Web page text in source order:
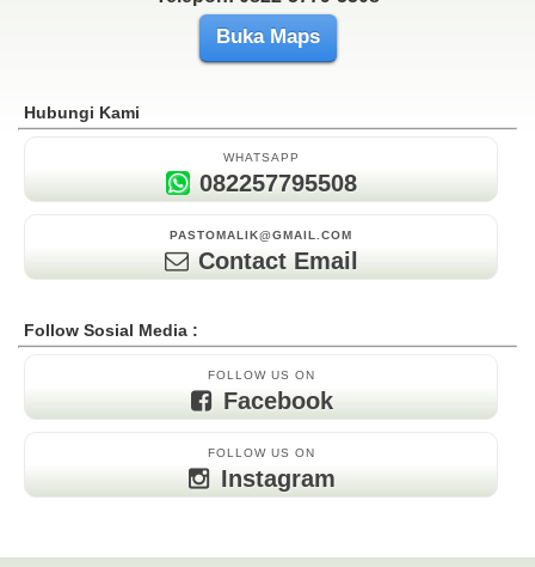
Buka Maps
Hubungi Kami
WHATSAPP
082257795508
PASTOMALIK@GMAIL.COM
Contact Email
Follow Sosial Media :
FOLLOW US ON
Facebook
FOLLOW US ON
Instagram